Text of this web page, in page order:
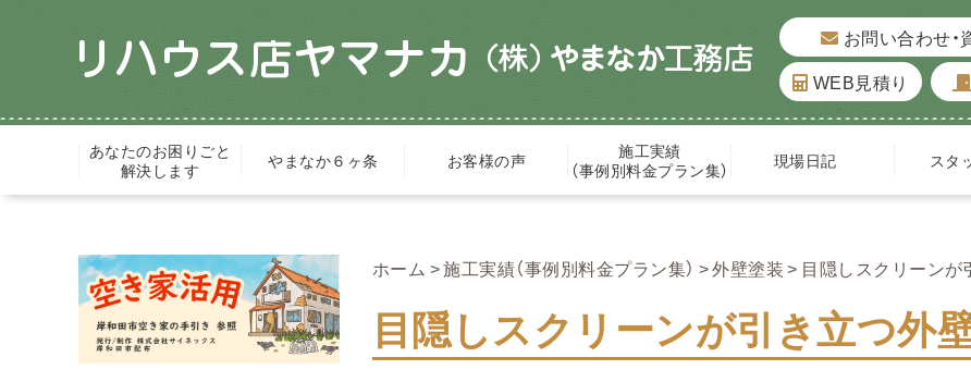
お問い合わせ・
WEB見積り
あなたのお困りごと
解決します
やまなか６ヶ条 お客様の声
施工実績
（事例別料金プラン集）
現場日記 スタ
ホーム 施工実績（事例別料金プラン集） 外壁塗装 目隠しスクリーン
目隠しスクリーンが引き立つ